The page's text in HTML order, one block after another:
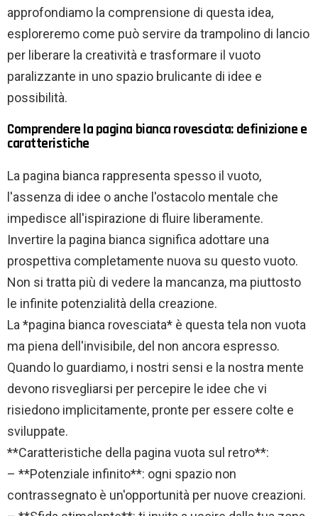
approfondiamo la comprensione di questa idea,
esploreremo come può servire da trampolino di lancio
per liberare la creatività e trasformare il vuoto
paralizzante in uno spazio brulicante di idee e
possibilità.
Comprendere la pagina bianca rovesciata: definizione e
caratteristiche
La pagina bianca rappresenta spesso il vuoto,
l'assenza di idee o anche l'ostacolo mentale che
impedisce all'ispirazione di fluire liberamente.
Invertire la pagina bianca significa adottare una
prospettiva completamente nuova su questo vuoto.
Non si tratta più di vedere la mancanza, ma piuttosto
le infinite potenzialità della creazione.
La *pagina bianca rovesciata* è questa tela non vuota
ma piena dell'invisibile, del non ancora espresso.
Quando lo guardiamo, i nostri sensi e la nostra mente
devono risvegliarsi per percepire le idee che vi
risiedono implicitamente, pronte per essere colte e
sviluppate.
**Caratteristiche della pagina vuota sul retro**:
– **Potenziale infinito**: ogni spazio non
contrassegnato è un'opportunità per nuove creazioni.